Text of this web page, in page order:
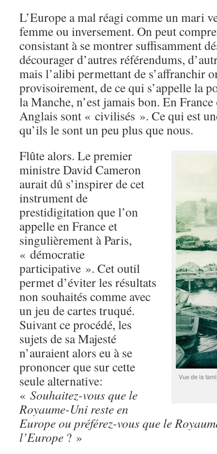
L’Europe a mal réagi comme un mari
femme ou inversement. On peut
consistant à se montrer suffisamment
décourager d’autres référendums,
mais l’alibi permettant de s’affranchir
provisoirement, de ce qui s’appelle la
la Manche, n’est jamais bon. En
Anglais sont « civilisés ». Ce qui est
qu’ils le sont un peu plus que nous.
Vue de la
Flûte alors. Le premier
ministre David Cameron
aurait dû s’inspirer de cet
instrument de
prestidigitation que l’on
appelle en France et
singulièrement à Paris,
« démocratie
participative ». Cet outil
permet d’éviter les résultats
non souhaités comme avec
un jeu de cartes truqué.
Suivant ce procédé, les
sujets de sa Majesté
n’auraient alors eu à se
prononcer que sur cette
seule alternative:
« Souhaitez-vous que le
Royaume-Uni reste en
Europe ou préférez-vous que le
l’Europe ? »